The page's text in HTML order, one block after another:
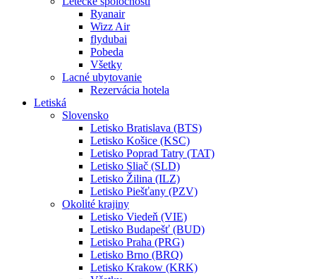
Ryanair
Wizz Air
flydubai
Pobeda
Všetky
Lacné ubytovanie
Rezervácia hotela
Letiská
Slovensko
Letisko Bratislava (BTS)
Letisko Košice (KSC)
Letisko Poprad Tatry (TAT)
Letisko Sliač (SLD)
Letisko Žilina (ILZ)
Letisko Piešťany (PZV)
Okolité krajiny
Letisko Viedeň (VIE)
Letisko Budapešť (BUD)
Letisko Praha (PRG)
Letisko Brno (BRQ)
Letisko Krakow (KRK)